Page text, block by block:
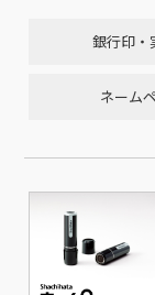
銀行印・
ネーム